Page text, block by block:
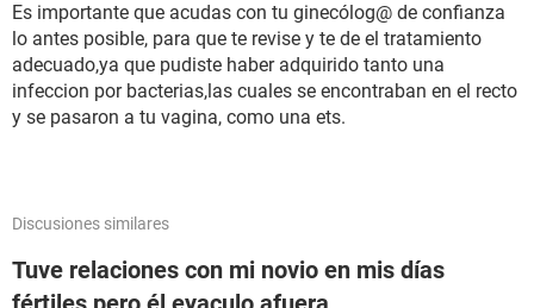
Es importante que acudas con tu ginecólog@ de confianza
lo antes posible, para que te revise y te de el tratamiento
adecuado,ya que pudiste haber adquirido tanto una
infeccion por bacterias,las cuales se encontraban en el recto
y se pasaron a tu vagina, como una ets.
Discusiones similares
Tuve relaciones con mi novio en mis días